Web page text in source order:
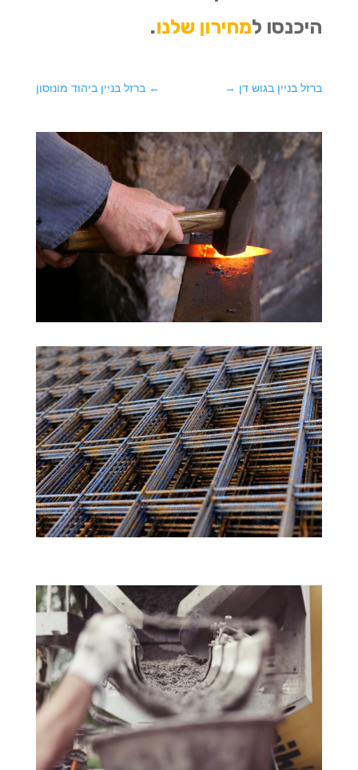
היכנסו למחירון שלנו.
←ברזל בניין ביהוד מונוסון ברזל בניין בגוש דן →